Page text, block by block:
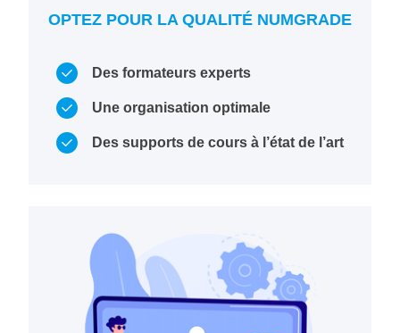
OPTEZ POUR LA QUALITÉ NUMGRADE
Des formateurs experts
Une organisation optimale
Des supports de cours à l’état de l’art